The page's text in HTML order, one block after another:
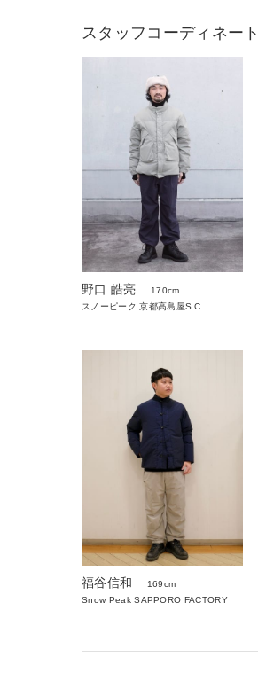
スタッフコーディネート
野口 皓亮
170cm
スノーピーク 京都高島屋S.C.
福谷信和
169cm
Snow Peak SAPPORO FACTORY